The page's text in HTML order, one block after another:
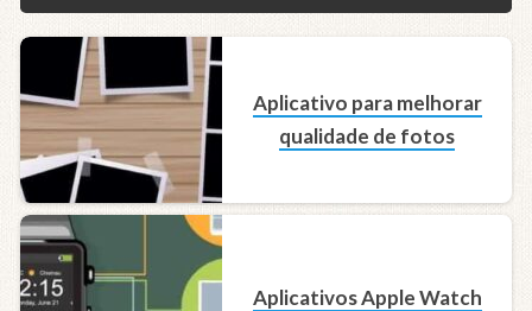
Aplicativo para melhorar
qualidade de fotos
Aplicativos Apple Watch